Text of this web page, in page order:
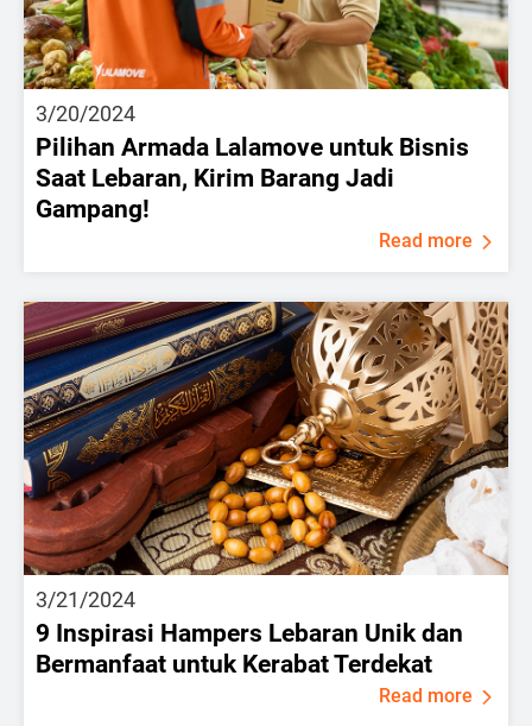
3/20/2024
Pilihan Armada Lalamove untuk Bisnis
Saat Lebaran, Kirim Barang Jadi
Gampang!
Read more
3/21/2024
9 Inspirasi Hampers Lebaran Unik dan
Bermanfaat untuk Kerabat Terdekat
Read more